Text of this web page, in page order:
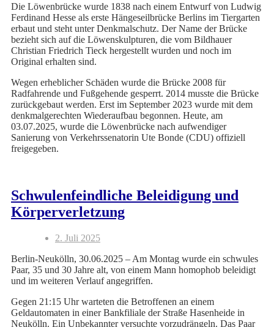
Die Löwenbrücke wurde 1838 nach einem Entwurf von Ludwig
Ferdinand Hesse als erste Hängeseilbrücke Berlins im Tiergarten
erbaut und steht unter Denkmalschutz. Der Name der Brücke
bezieht sich auf die Löwenskulpturen, die vom Bildhauer
Christian Friedrich Tieck hergestellt wurden und noch im
Original erhalten sind.
Wegen erheblicher Schäden wurde die Brücke 2008 für
Radfahrende und Fußgehende gesperrt. 2014 musste die Brücke
zurückgebaut werden. Erst im September 2023 wurde mit dem
denkmalgerechten Wiederaufbau begonnen. Heute, am
03.07.2025, wurde die Löwenbrücke nach aufwendiger
Sanierung von Verkehrssenatorin Ute Bonde (CDU) offiziell
freigegeben.
Schwulenfeindliche Beleidigung und
Körperverletzung
2. Juli 2025
Berlin-Neukölln, 30.06.2025 – Am Montag wurde ein schwules
Paar, 35 und 30 Jahre alt, von einem Mann homophob beleidigt
und im weiteren Verlauf angegriffen.
Gegen 21:15 Uhr warteten die Betroffenen an einem
Geldautomaten in einer Bankfiliale der Straße Hasenheide in
Neukölln. Ein Unbekannter versuchte vorzudrängeln. Das Paar